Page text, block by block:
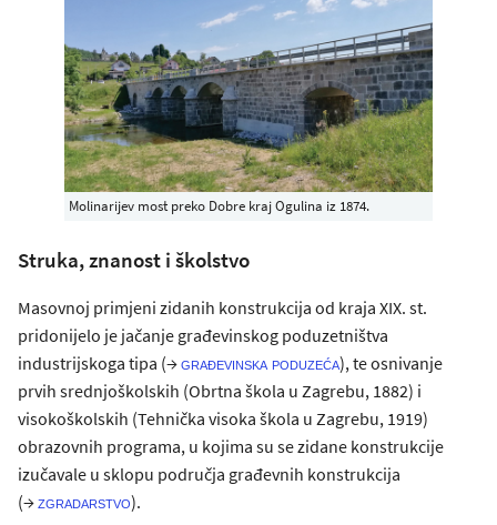
Molinarijev most preko Dobre kraj Ogulina iz 1874.
Struka, znanost i školstvo
Masovnoj primjeni zidanih konstrukcija od kraja XIX. st.
pridonijelo je jačanje građevinskog poduzetništva
industrijskoga tipa (→građevinska poduzeća), te osnivanje
prvih srednjoškolskih (Obrtna škola u Zagrebu, 1882) i
visokoškolskih (Tehnička visoka škola u Zagrebu, 1919)
obrazovnih programa, u kojima su se zidane konstrukcije
izučavale u sklopu područja građevnih konstrukcija
(→zgradarstvo).